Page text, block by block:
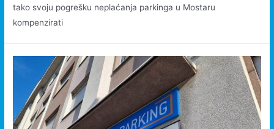
tako svoju pogrešku neplaćanja parkinga u Mostaru
kompenzirati